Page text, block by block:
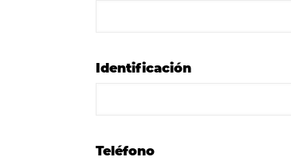
Identificación
Teléfono